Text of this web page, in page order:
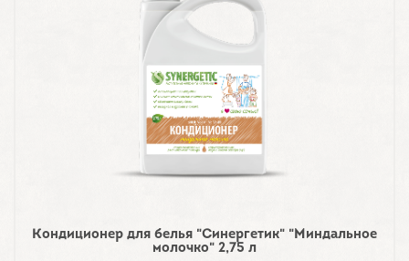
Кондиционер для белья "Синергетик" "Миндальное
молочко" 2,75 л